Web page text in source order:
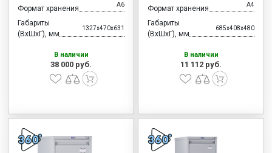
Формат хранения А6
Габариты
(ВхШхГ), мм
1327x470x631
В наличии
38 000 руб.
Формат хранения А4
Габариты
(ВхШхГ), мм
685x408x480
В наличии
11 112 руб.